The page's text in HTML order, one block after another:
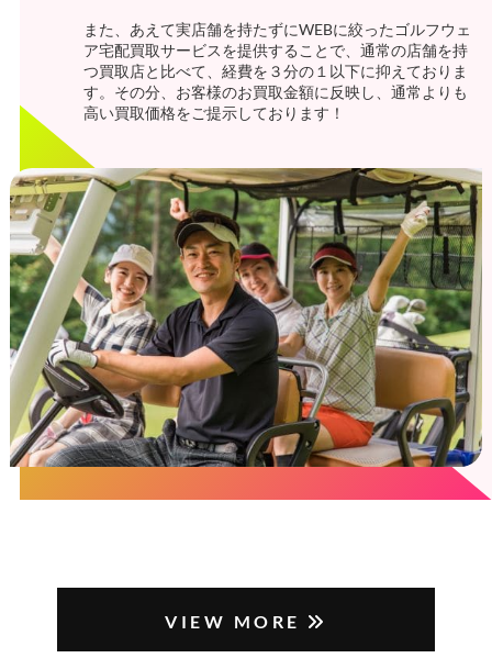
また、あえて実店舗を持たずにWEBに絞ったゴルフウェ
ア宅配買取サービスを提供することで、通常の店舗を持
つ買取店と比べて、経費を３分の１以下に抑えておりま
す。その分、お客様のお買取金額に反映し、通常よりも
高い買取価格をご提示しております！
VIEW MORE